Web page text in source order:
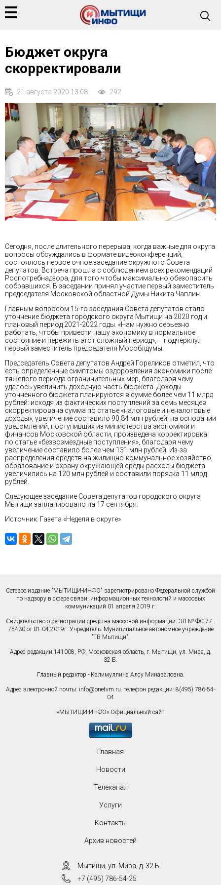
Бюджет округа
скорректировали
21 августа 2020 13:08 292
Сегодня, после длительного перерыва, когда важные для округа
вопросы обсуждались в формате видеоконференций,
состоялось первое очное заседание окружного Совета
депутатов. Встреча прошла с соблюдением всех рекомендаций
Роспотребнадзора, для того чтобы максимально обезопасить
собравшихся. В заседании принял участие первый заместитель
председателя Московской областной Думы Никита Чаплин.
Главным вопросом 15-го заседания Совета депутатов стало
уточнение бюджета городского округа Мытищи на 2020 год и
плановый период 2021-2022 годы. «Нам нужно серьезно
работать, чтобы привести нашу экономику в нормальное
состояние и пережить этот сложный период», – подчеркнул
первый заместитель председателя Мособлдумы.
Председатель Совета депутатов Андрей Гореликов отметил, что
есть определенные симптомы оздоровления экономики после
тяжелого периода ограничительных мер, благодаря чему
удалось увеличить доходную часть бюджета. Доходы
уточненного бюджета планируются в сумме более чем 11 млрд
рублей: исходя из фактических поступлений за семь месяцев
скорректирована сумма по статье «налоговые и неналоговые
доходы», увеличение составило 90,84 млн рублей; на основании
уведомлений, поступивших из министерства экономики и
финансов Московской области, произведена корректировка
по статье «безвозмездные поступления», благодаря чему
увеличение составило более чем 131 млн рублей. Из-за
распределения средств на жилищно-коммунальное хозяйство,
образование и охрану окружающей среды расходы бюджета
увеличились на 120 млн рублей и составили порядка 11 млрд
рублей.
Следующее заседание Совета депутатов городского округа
Мытищи запланировано на 17 сентября.
Источник: Газета «Неделя в округе»
Сетевое издание "МЫТИЩИ-ИНФО" зарегистрировано Федеральной службой
по надзору в сфере связи, информационных технологий и массовых
коммуникаций 01 апреля 2019 г.
Свидетельство о регистрации средства массовой информации: ЭЛ № ФС 77 -
75430 от 01.04.2019г. Учредитель: Муниципальное автономное учреждение
"ТВ Мытищи".
Адрес редакции:141008, РФ, Московская область, г. Мытищи, ул. Мира, д.
32 Б.
Главный редактор - Калимуллина Алсу Миназаловна.
Адрес электронной почты: info@onetvm.ru. телефон редакции: 8(495) 786-54-
04
«МЫТИЩИ-ИНФО» Официальный сайт
Главная
Новости
Телеканал
Услуги
Контакты
Архив новостей
Мытищи, ул. Мира, д. 32 Б
+7 (495) 786-54-25